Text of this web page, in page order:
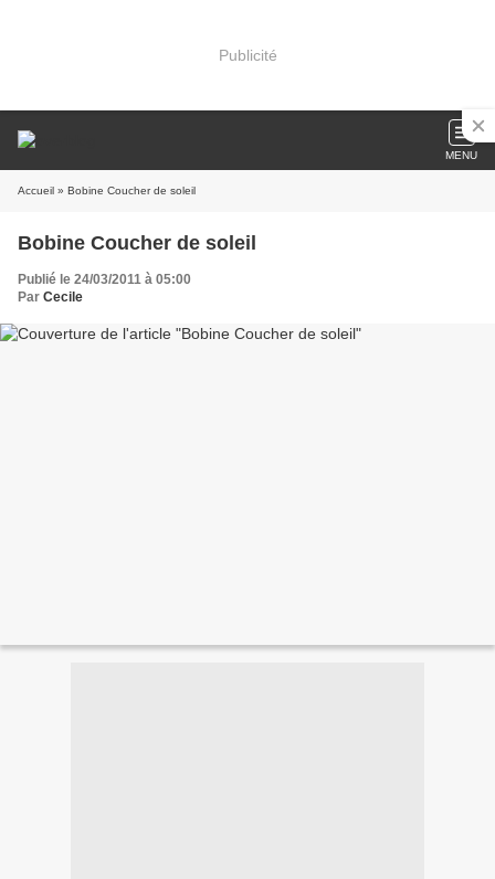
Publicité
MENU
Accueil » Bobine Coucher de soleil
Bobine Coucher de soleil
Publié le 24/03/2011 à 05:00
Par Cecile